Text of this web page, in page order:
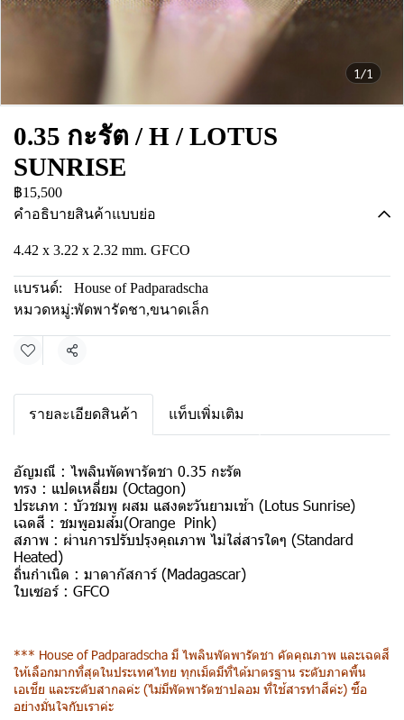
1/1
0.35 กะรัต / H / LOTUS
SUNRISE
฿15,500
คำอธิบายสินค้าแบบย่อ
4.42 x 3.22 x 2.32 mm. GFCO
แบรนด์:
House of Padparadscha
หมวดหมู่:พัดพารัดชา,ขนาดเล็ก
แชร์
รายละเอียดสินค้า แท็บเพิ่มเติม
อัญมณี : ไพลินพัดพารัดชา 0.35 กะรัต
ทรง : แปดเหลี่ยม (Octagon)
ประเภท : บัวชมพู ผสม แสงตะวันยามเช้า (Lotus Sunrise)
เฉดสี : ชมพูอมส้ม(Orange Pink)
สภาพ : ผ่านการปรับปรุงคุณภาพ ไม่ใส่สารใดๆ (Standard
Heated)
ถิ่นกำเนิด : มาดากัสการ์ (Madagascar)
ใบเซอร์ : GFCO
*** House of Padparadscha มี ไพลินพัดพารัดชา คัดคุณภาพ และเฉดสี
ให้เลือกมากที่สุดในประเทศไทย ทุกเม็ดมีที่ได้มาตรฐาน ระดับภาคพื้น
เอเชีย และระดับสากลค่ะ (ไม่มีพัดพารัดชาปลอม ที่ใช้สารทำสีค่ะ) ซื้อ
อย่างมั่นใจกับเราค่ะ